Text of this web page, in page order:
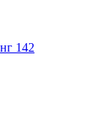
142